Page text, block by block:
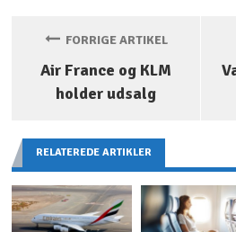
FORRIGE ARTIKEL
Air France og KLM
holder udsalg
RELATEREDE ARTIKLER